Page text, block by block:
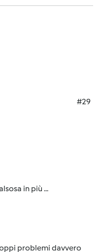
#29
in più ...
problemi davvero